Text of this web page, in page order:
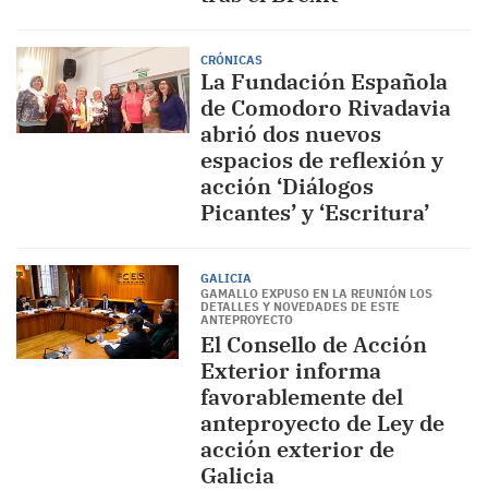
CRÓNICAS
La Fundación Española
de Comodoro Rivadavia
abrió dos nuevos
espacios de reflexión y
acción ‘Diálogos
Picantes’ y ‘Escritura’
GALICIA
GAMALLO EXPUSO EN LA REUNIÓN LOS
DETALLES Y NOVEDADES DE ESTE
ANTEPROYECTO
El Consello de Acción
Exterior informa
favorablemente del
anteproyecto de Ley de
acción exterior de
Galicia